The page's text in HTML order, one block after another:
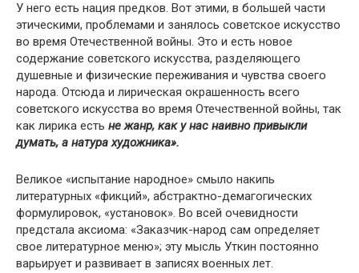
У него есть нация предков. Вот этими, в большей части
этическими, проблемами и занялось советское искусство
во время Отечественной войны. Это и есть новое
содержание советского искусства, разделяющего
душевные и физические переживания и чувства своего
народа. Отсюда и лирическая окрашенность всего
советского искусства во время Отечественной войны, так
как лирика есть не жанр, как у нас наивно привыкли
думать, а натура художника».
Великое «испытание народное» смыло накипь
литературных «фикций», абстрактно-демагогических
формулировок, «установок». Во всей очевидности
предстала аксиома: «Заказчик-народ сам определяет
свое литературное меню»; эту мысль Уткин постоянно
варьирует и развивает в записях военных лет.